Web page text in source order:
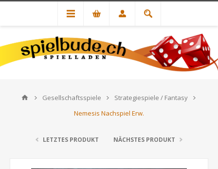
Gesellschaftsspiele
Strategiespiele / Fantasy
Nemesis Nachspiel Erw.
LETZTES PRODUKT NÄCHSTES PRODUKT